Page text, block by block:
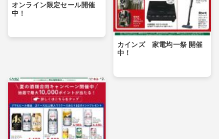
オンライン限定セール開催
中！
カインズ 家電均一祭 開催
中！